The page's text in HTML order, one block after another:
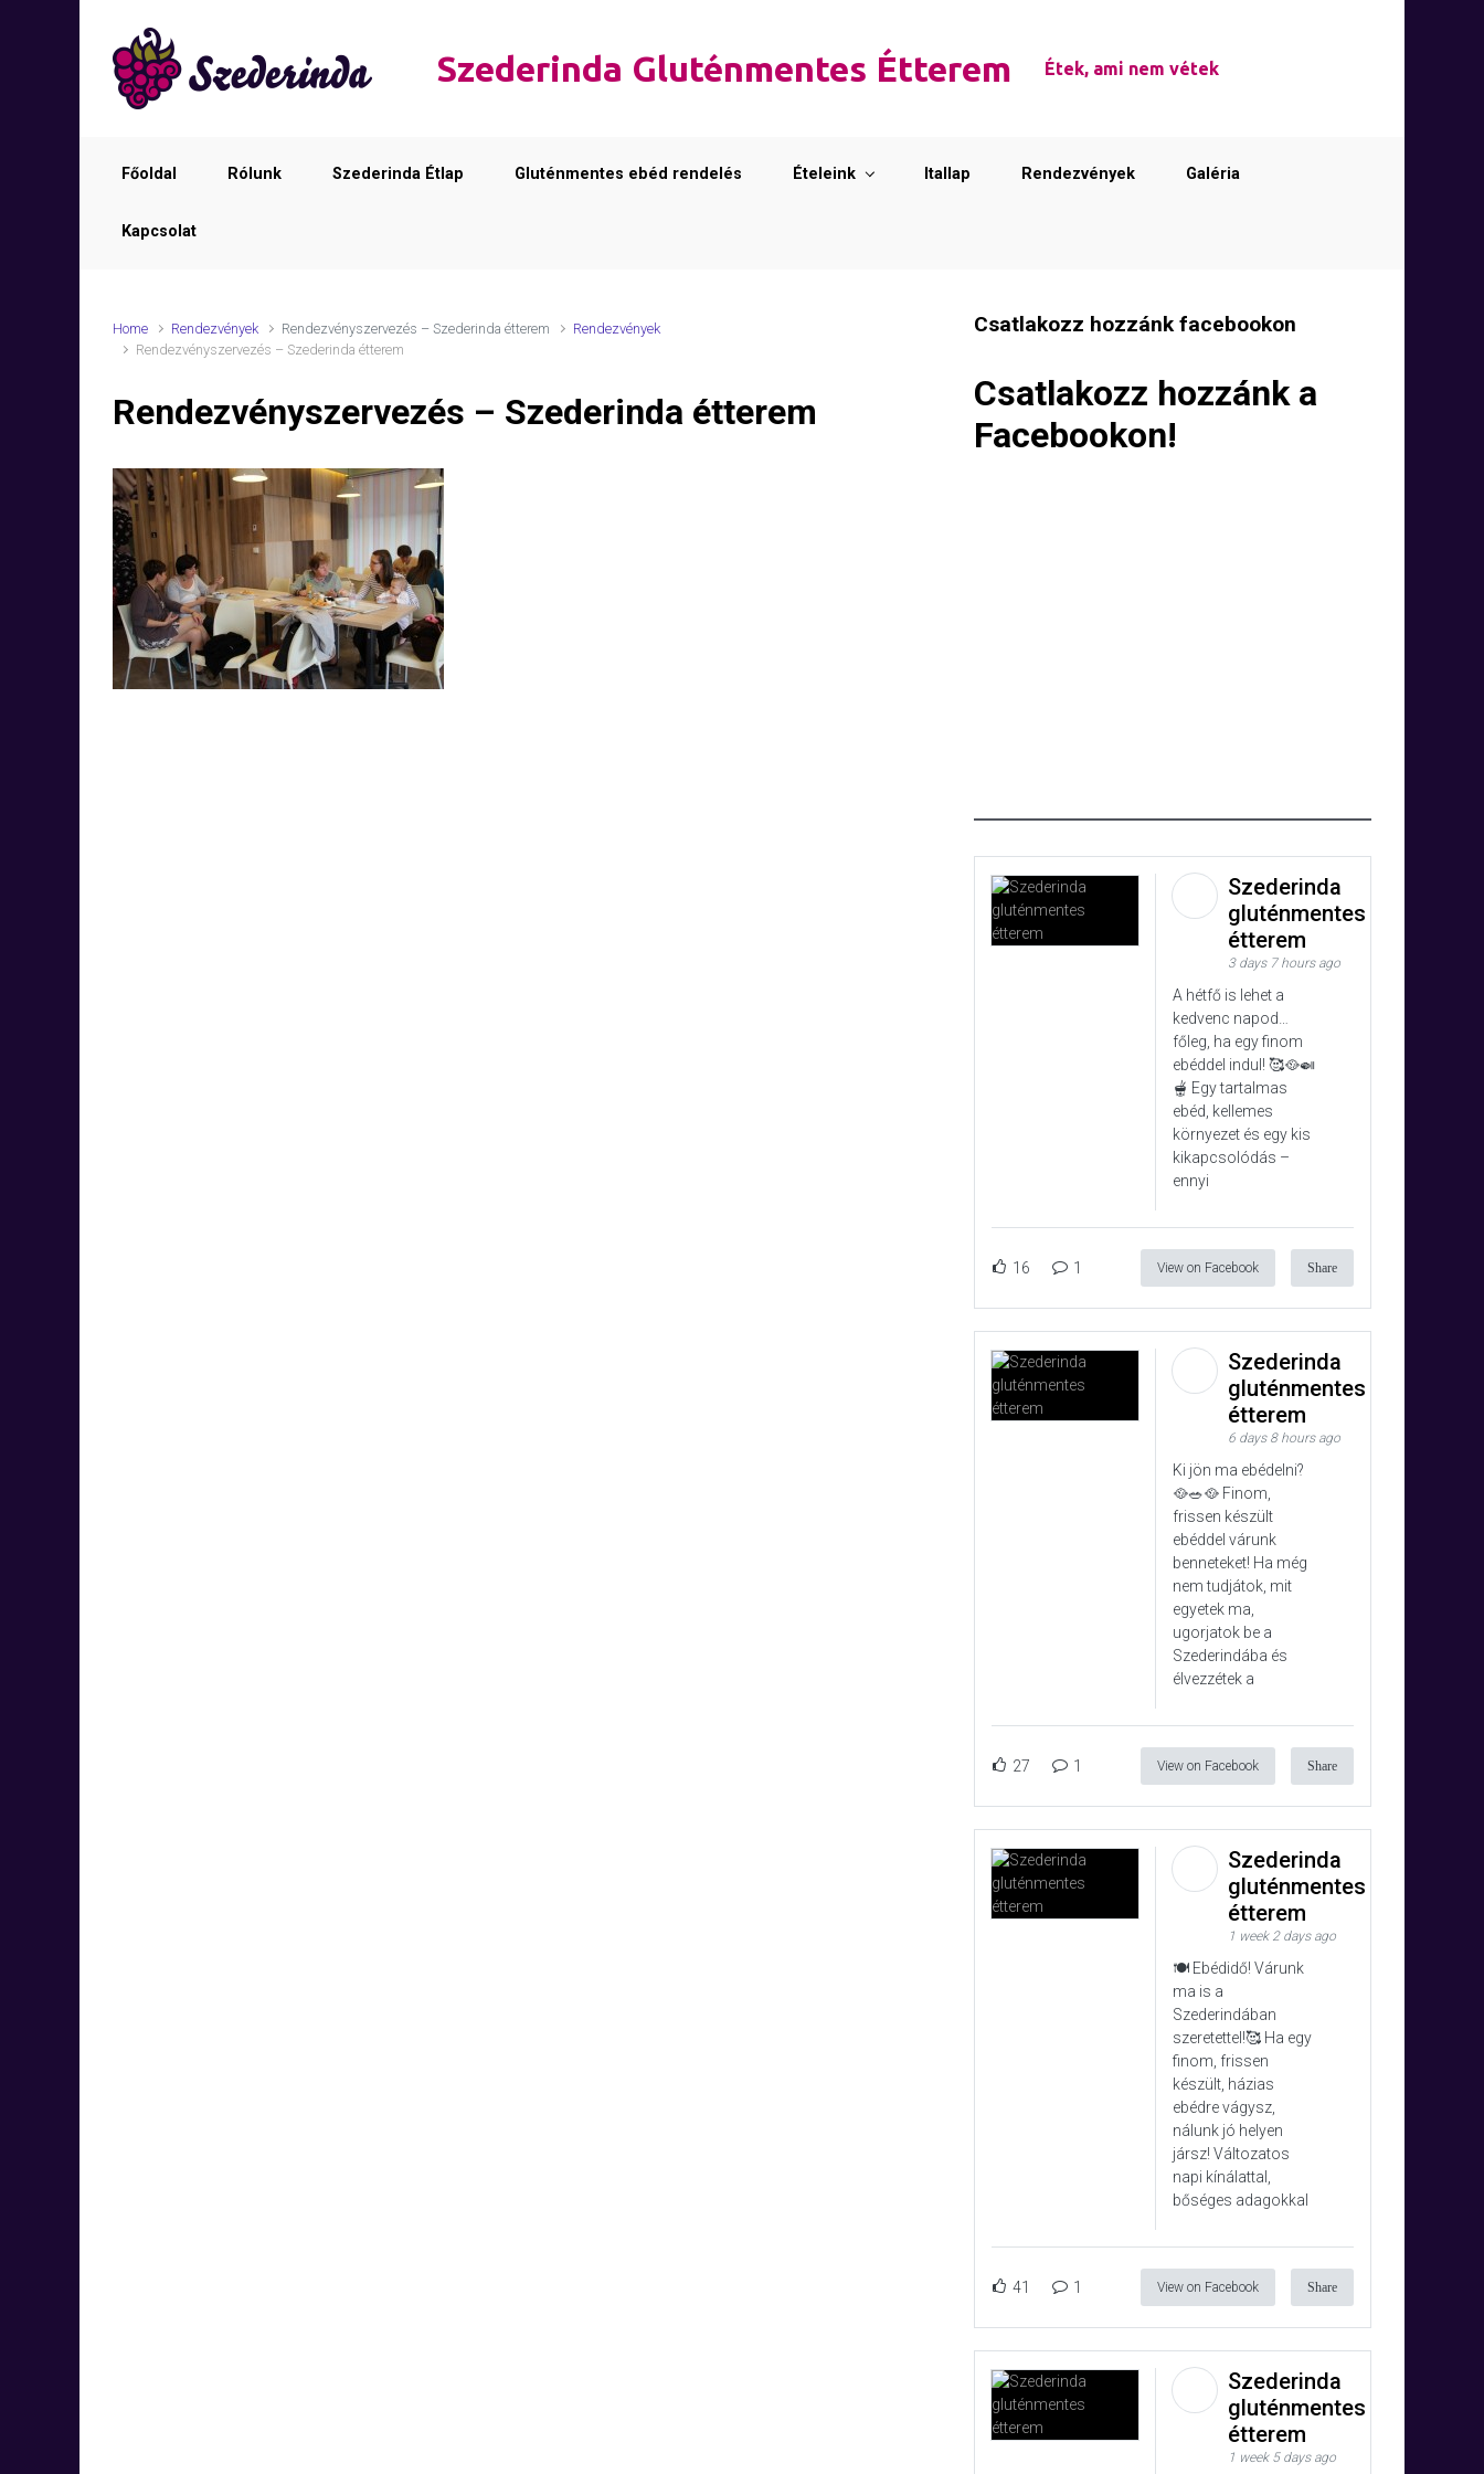
Szederinda Gluténmentes Étterem Étek, ami nem vétek
Főoldal Rólunk Szederinda Étlap Gluténmentes ebéd rendelés Ételeink Itallap Rendezvények Galéria
Kapcsolat
Home Rendezvények Rendezvényszervezés – Szederinda étterem
Rendezvények
Rendezvényszervezés – Szederinda étterem
Rendezvényszervezés – Szederinda étterem
Csatlakozz hozzánk facebookon
Csatlakozz hozzánk a
Facebookon!
Szederinda
gluténmentes
étterem
3 days 7 hours ago
A hétfő is lehet a
kedvenc napod…
főleg, ha egy finom
ebéddel indul! 🥰🥘🍛
🫕 Egy tartalmas
ebéd, kellemes
környezet és egy kis
kikapcsolódás –
ennyi
16 1 View on Facebook Share
Szederinda
gluténmentes
étterem
6 days 8 hours ago
Ki jön ma ebédelni?
🥘🥗🥘 Finom,
frissen készült
ebéddel várunk
benneteket! Ha még
nem tudjátok, mit
egyetek ma,
ugorjatok be a
Szederindába és
élvezzétek a
27 1 View on Facebook Share
Szederinda
gluténmentes
étterem
1 week 2 days ago
🍽️ Ebédidő! Várunk
ma is a
Szederindában
szeretettel!🥰 Ha egy
finom, frissen
készült, házias
ebédre vágysz,
nálunk jó helyen
jársz! Változatos
napi kínálattal,
bőséges adagokkal
41 1 View on Facebook Share
Szederinda
gluténmentes
étterem
1 week 5 days ago